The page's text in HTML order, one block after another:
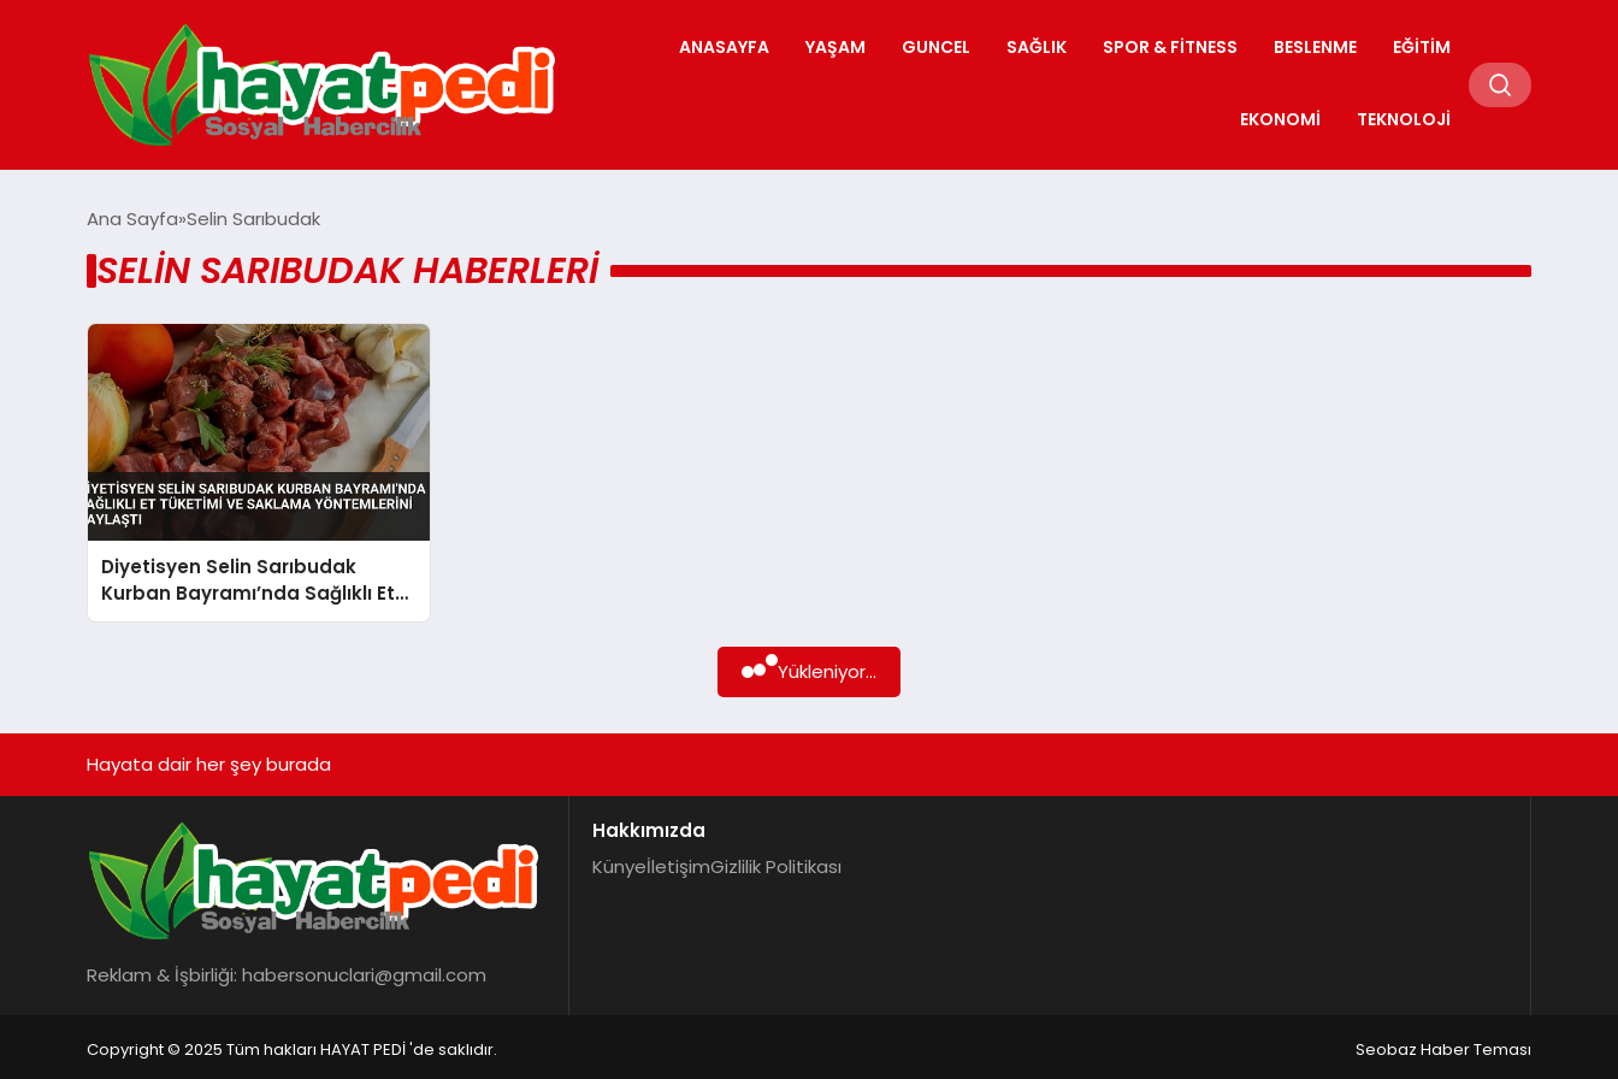
ANASAYFA YAŞAM GUNCEL SAĞLIK SPOR & FITNESS BESLENME EĞITIM
EKONOMI TEKNOLOJI
Ana Sayfa Selin Sarıbudak
SELIN SARIBUDAK HABERLERI
Diyetisyen Selin Sarıbudak
Kurban Bayramı’nda Sağlıklı Et
Tüketimi ve Saklama
Yükleniyor...
Hayata dair her şey burada
Reklam & İşbirliği: habersonuclari@gmail.com
Hakkımızda
KünyeİletişimGizlilik Politikası
Copyright © 2025 Tüm hakları HAYAT PEDİ 'de saklıdır. Seobaz Haber Teması